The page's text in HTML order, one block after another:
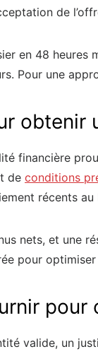
de
en 48
Pour une
obtenir
financière
de conditions
récents au
nets, et une
pour
pour
valide, un